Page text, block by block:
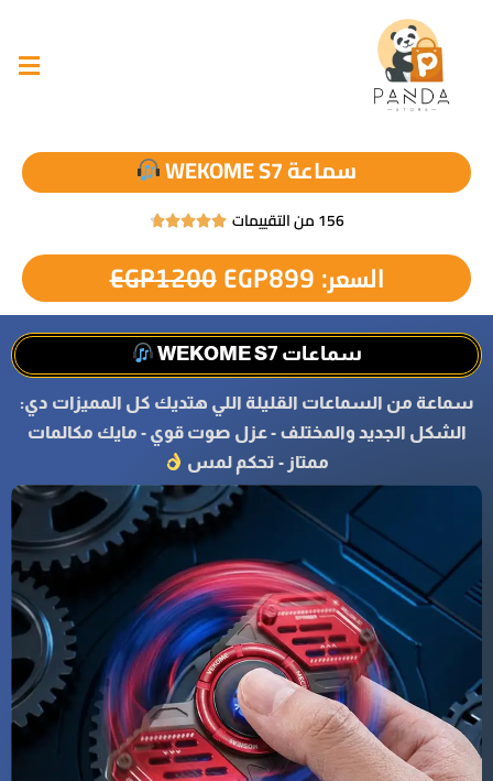
سماعة WEKOME S7
156 من التقييمات 




السعر: EGP1200 EGP899
سماعات WEKOME S7
سماعة من السماعات القليلة اللي هتديك كل المميزات دي:
الشكل الجديد والمختلف - عزل صوت قوي - مايك مكالمات
ممتاز - تحكم لمس